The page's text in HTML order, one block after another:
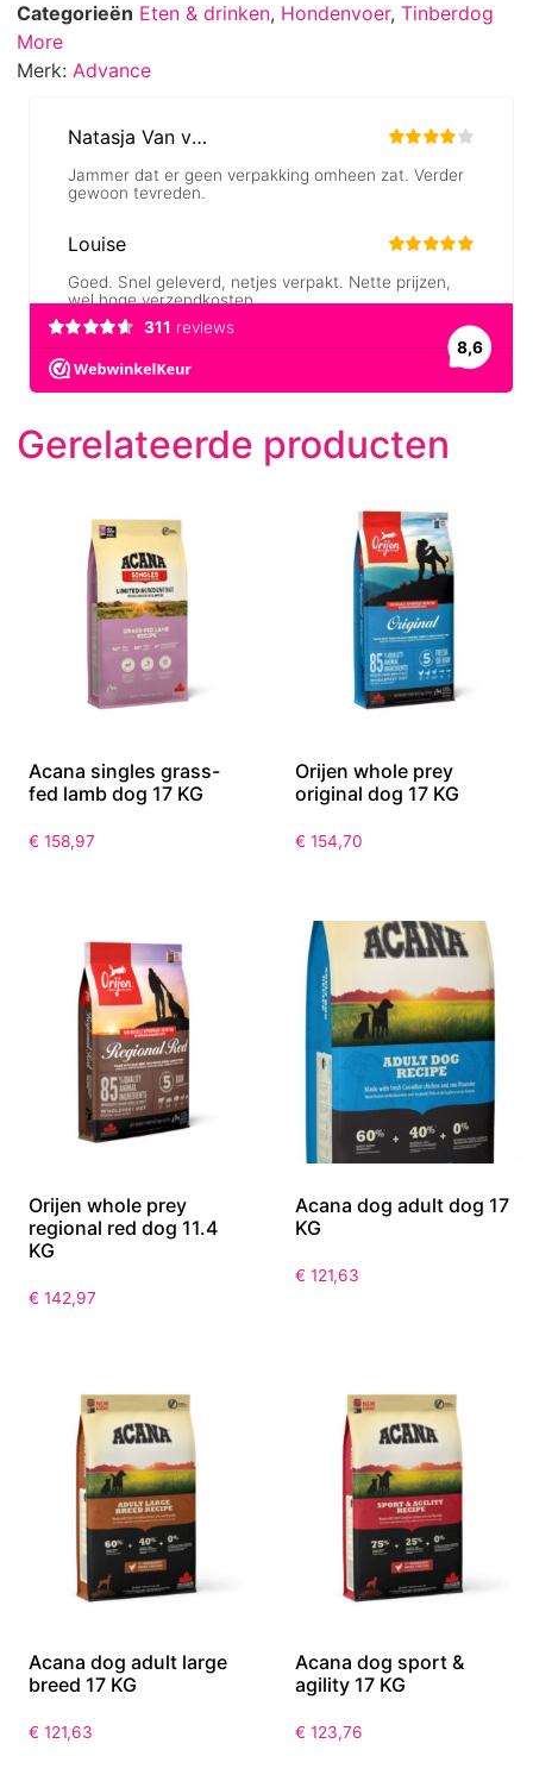
Categorieën Eten & drinken, Hondenvoer, Tinberdog
More
Merk: Advance
Gerelateerde producten
Acana singles grass-
fed lamb dog 17 KG
€ 158,97
Orijen whole prey
original dog 17 KG
€ 154,70
Orijen whole prey
regional red dog 11.4
KG
€ 142,97
Acana dog adult dog 17
KG
€ 121,63
Acana dog adult large
breed 17 KG
€ 121,63
Acana dog sport &
agility 17 KG
€ 123,76